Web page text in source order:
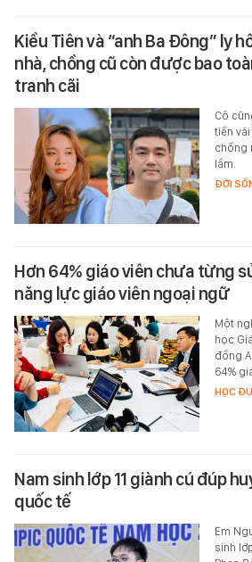
Kiều Tiên và “anh Ba Đông” ly
nhà, chồng cũ còn được bao
tranh cãi
Cô
tiền
chồng
lầm.
ĐỜI
Hơn 64% giáo viên chưa từng
năng lực giáo viên ngoại ngữ
Một
học
đồng
64%
HỌC
Nam sinh lớp 11 giành cú đúp
quốc tế
Em
sinh